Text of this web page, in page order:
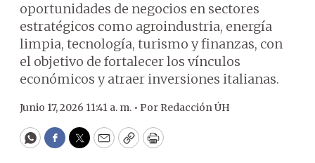
oportunidades de negocios en sectores
estratégicos como agroindustria, energía
limpia, tecnología, turismo y finanzas, con
el objetivo de fortalecer los vínculos
económicos y atraer inversiones italianas.
Junio 17, 2026 11:41 a. m. • Por Redacción ÚH
WhatsApp
Facebook
Twitter
EmailCopyPrint